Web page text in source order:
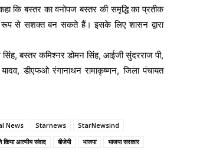
कि बस्तर का वनोपज बस्तर की समृद्धि का प्रतीक
से सशक्त बन सकते हैं। इसके लिए शासन द्वारा
बस्तर कमिश्नर डोमन सिंह, आईजी सुंदरराज पी,
डीएफओ रंगानाथन रामाकृष्णन, जिला पंचायत
News Starnews
StarNewsind
किया आत्मीय संवाद बीजेपी भाजपा
भाजपा सरकार